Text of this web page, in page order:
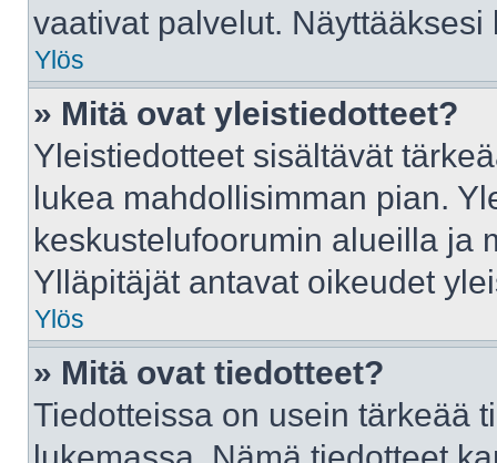
vaativat palvelut.
Ylös
» Mitä ovat yleistiedotteet?
Yleistiedotteet sisältävät
lukea mahdollisimman pian.
keskustelufoorumin alueilla ja
Ylläpitäjät antavat oikeudet
Ylös
» Mitä ovat tiedotteet?
Tiedotteissa on usein tärkeää